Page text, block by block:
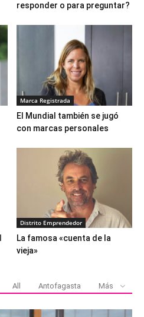
responder o para preguntar?
Marca Registrada
El Mundial también se jugó
con marcas personales
Distrito Emprendedor
La famosa «cuenta de la
vieja»
All Antofagasta Más